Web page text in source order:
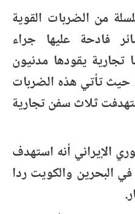
من الضربات القوية
فادحة عليها جراء
تجارية يقودها مدنيون
حيث تأتي هذه الضربات
ثلاث سفن تجارية
الإيراني أنه استهدف
في البحرين والكويت ردا